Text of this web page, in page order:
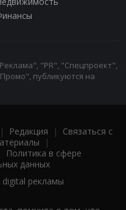
"PR", "Спецпроект",
публикуются на
| Редакция | Связаться с
|
Политика в сфере
данных
рекламы